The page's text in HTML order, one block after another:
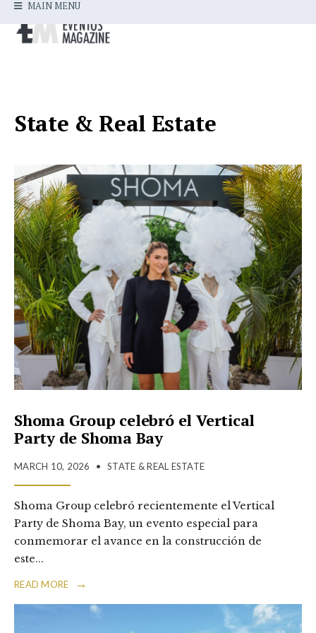
MAIN MENU
State & Real Estate
Shoma Group celebró el Vertical
Party de Shoma Bay
MARCH 10, 2026 • STATE & REAL ESTATE
Shoma Group celebró recientemente el Vertical
Party de Shoma Bay, un evento especial para
conmemorar el avance en la construcción de
este...
READ MORE →